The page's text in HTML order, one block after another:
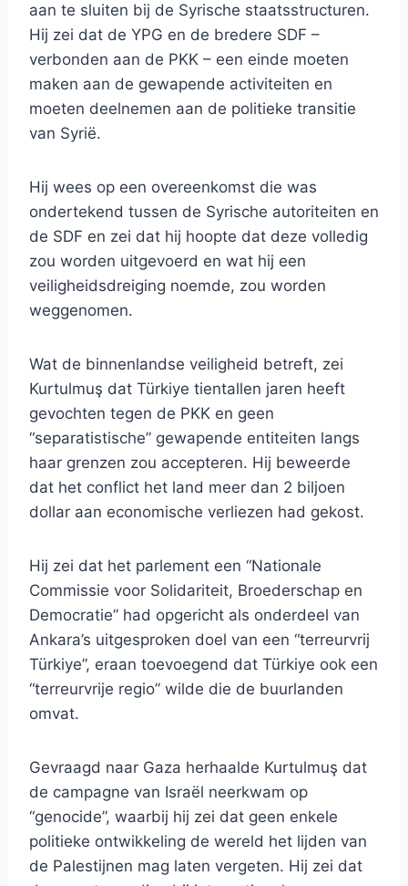
aan te sluiten bij de Syrische staatsstructuren.
Hij zei dat de YPG en de bredere SDF –
verbonden aan de PKK – een einde moeten
maken aan de gewapende activiteiten en
moeten deelnemen aan de politieke transitie
van Syrië.
Hij wees op een overeenkomst die was
ondertekend tussen de Syrische autoriteiten en
de SDF en zei dat hij hoopte dat deze volledig
zou worden uitgevoerd en wat hij een
veiligheidsdreiging noemde, zou worden
weggenomen.
Wat de binnenlandse veiligheid betreft, zei
Kurtulmuş dat Türkiye tientallen jaren heeft
gevochten tegen de PKK en geen
“separatistische” gewapende entiteiten langs
haar grenzen zou accepteren. Hij beweerde
dat het conflict het land meer dan 2 biljoen
dollar aan economische verliezen had gekost.
Hij zei dat het parlement een “Nationale
Commissie voor Solidariteit, Broederschap en
Democratie” had opgericht als onderdeel van
Ankara’s uitgesproken doel van een “terreurvrij
Türkiye”, eraan toevoegend dat Türkiye ook een
“terreurvrije regio” wilde die de buurlanden
omvat.
Gevraagd naar Gaza herhaalde Kurtulmuş dat
de campagne van Israël neerkwam op
“genocide”, waarbij hij zei dat geen enkele
politieke ontwikkeling de wereld het lijden van
de Palestijnen mag laten vergeten. Hij zei dat